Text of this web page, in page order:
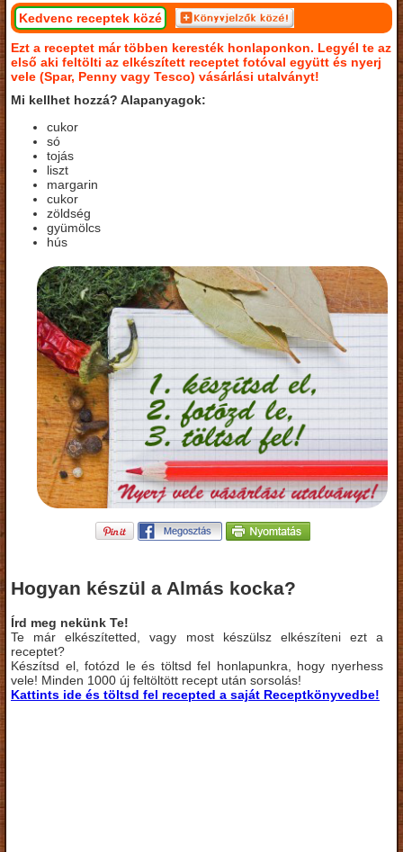
Kedvenc receptek közé
Ezt a receptet már többen keresték honlaponkon. Legyél te az
első aki feltölti az elkészített receptet fotóval együtt és nyerj
vele (Spar, Penny vagy Tesco) vásárlási utalványt!
Mi kellhet hozzá? Alapanyagok:
cukor
só
tojás
liszt
margarin
cukor
zöldség
gyümölcs
hús
Hogyan készül a Almás kocka?
Írd meg nekünk Te!
Te már elkészítetted, vagy most készülsz elkészíteni ezt a
receptet?
Készítsd el, fotózd le és töltsd fel honlapunkra, hogy nyerhess
vele! Minden 1000 új feltöltött recept után sorsolás!
Kattints ide és töltsd fel recepted a saját Receptkönyvedbe!